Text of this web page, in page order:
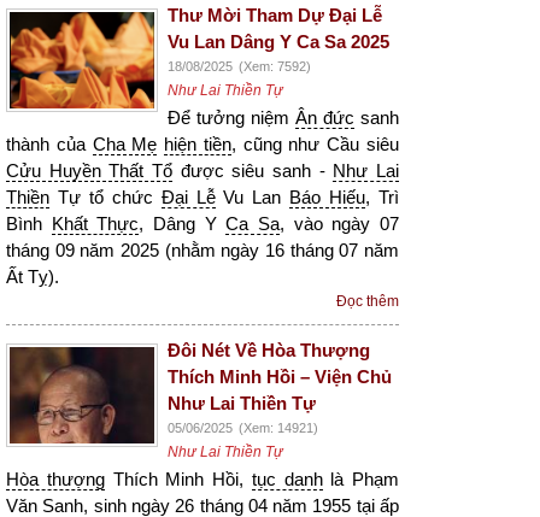
Thư Mời Tham Dự Đại Lễ
Vu Lan Dâng Y Ca Sa 2025
18/08/2025 (Xem: 7592)
Như Lai Thiền Tự
Để tưởng niệm Ân đức sanh
thành của Cha Mẹ hiện tiền, cũng như Cầu siêu
Cửu Huyền Thất Tổ được siêu sanh - Như Lai
Thiền Tự tổ chức Đại LễVu Lan Báo Hiếu, Trì
Bình Khất Thực, Dâng YCa Sa, vào ngày 07
tháng 09 năm 2025 (nhằm ngày 16 tháng 07 năm
Ất Tỵ).
Đọc thêm
Đôi Nét Về Hòa Thượng
Thích Minh Hồi – Viện Chủ
Như Lai Thiền Tự
05/06/2025 (Xem: 14921)
Như Lai Thiền Tự
Hòa thượngThích Minh Hồi, tục danhlà Phạm
Văn Sanh, sinh ngày 26 tháng 04 năm 1955 tại ấp